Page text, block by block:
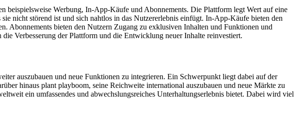
beispielsweise Werbung, In-App-Käufe und Abonnements. Die Plattform legt Wert auf eine
nicht störend ist und sich nahtlos in das Nutzererlebnis einfügt. In-App-Käufe bieten den
Abonnements bieten den Nutzern Zugang zu exklusiven Inhalten und Funktionen und
Verbesserung der Plattform und die Entwicklung neuer Inhalte reinvestiert.
auszubauen und neue Funktionen zu integrieren. Ein Schwerpunkt liegt dabei auf der
hinaus plant playboom, seine Reichweite international auszubauen und neue Märkte zu
ein umfassendes und abwechslungsreiches Unterhaltungserlebnis bietet. Dabei wird viel